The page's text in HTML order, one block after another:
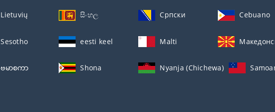
Lietuvių සිංහල Српски Cebuano
Sesotho eesti keel Malti
ဗမာစကာ Shona Nyanja (Chichewa)